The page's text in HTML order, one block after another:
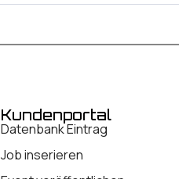
Kundenportal
Datenbank Eintrag
Job inserieren